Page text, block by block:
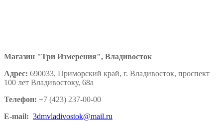
Магазин "Три Измерения", Владивосток
Адрес: 690033, Приморский край, г. Владивосток, проспект
100 лет Владивостоку, 68а
Телефон: +7 (423) 237-00-00
E-mail: 3dmvladivostok@mail.ru